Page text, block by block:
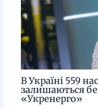
В Україні 559
залишаються
«Укренерго»